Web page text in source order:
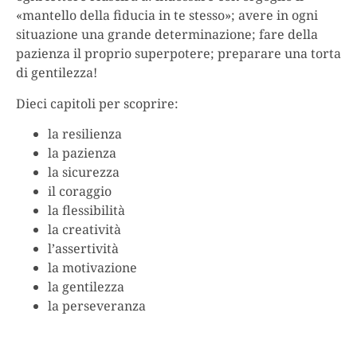
«mantello della fiducia in te stesso»; avere in ogni
situazione una grande determinazione; fare della
pazienza il proprio superpotere; preparare una torta
di gentilezza!
Dieci capitoli per scoprire:
la resilienza
la pazienza
la sicurezza
il coraggio
la flessibilità
la creatività
l’assertività
la motivazione
la gentilezza
la perseveranza